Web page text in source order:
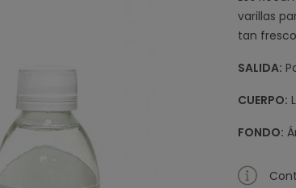
varillas
tan
SALIDA:
CUERPO:
FONDO: